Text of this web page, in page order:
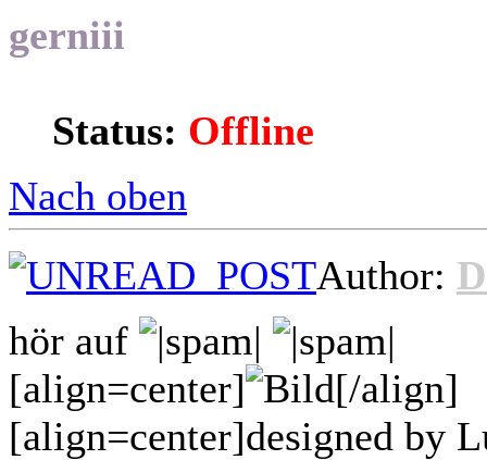
gerniii
Status: Offline
Nach oben
Author:
hör auf
[align=center]
[/align]
[align=center]designed by